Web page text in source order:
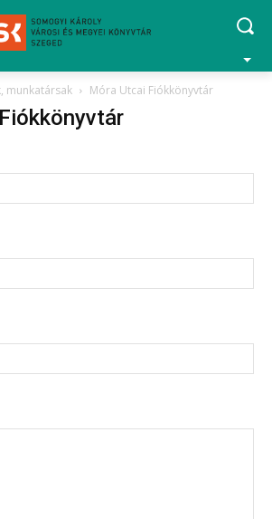
munkatársak Móra Utcai Fiókkönyvtár